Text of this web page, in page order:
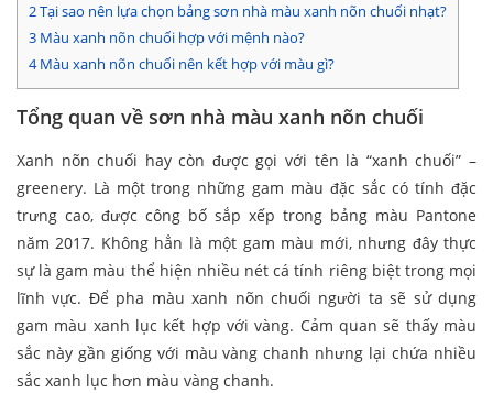
2Tại sao nên lựa chọn bảng sơn nhà màu xanh nõn chuối nhạt?
3 Màu xanh nõn chuối hợp với mệnh nào?
4Màu xanh nõn chuối nên kết hợp với màu gì?
Tổng quan về sơn nhà màu xanh nõn chuối
Xanh nõn chuối hay còn được gọi với tên là “xanh chuối” –
greenery. Là một trong những gam màu đặc sắc có tính đặc
trưng cao, được công bố sắp xếp trong bảng màu Pantone
năm 2017. Không hẳn là một gam màu mới, nhưng đây thực
sự là gam màu thể hiện nhiều nét cá tính riêng biệt trong mọi
lĩnh vực. Để pha màu xanh nõn chuối người ta sẽ sử dụng
gam màu xanh lục kết hợp với vàng. Cảm quan sẽ thấy màu
sắc này gần giống với màu vàng chanh nhưng lại chứa nhiều
sắc xanh lục hơn màu vàng chanh.